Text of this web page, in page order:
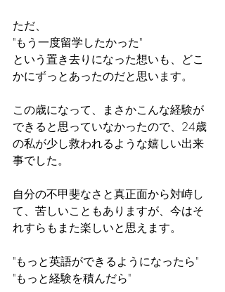
ただ、
"もう一度留学したかった"
という置き去りになった想いも、どこ
かにずっとあったのだと思います。
この歳になって、まさかこんな経験が
できると思っていなかったので、24歳
の私が少し救われるような嬉しい出来
事でした。
自分の不甲斐なさと真正面から対峙し
て、苦しいこともありますが、今はそ
れすらもまた楽しいと思えます。
"もっと英語ができるようになったら"
"もっと経験を積んだら"